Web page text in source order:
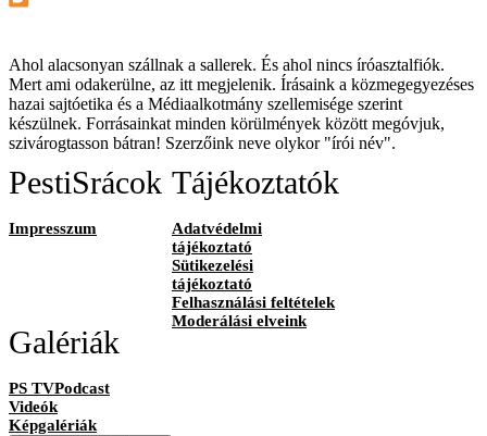
Ahol alacsonyan szállnak a sallerek. És ahol nincs íróasztalfiók.
Mert ami odakerülne, az itt megjelenik. Írásaink a közmegegyezéses
hazai sajtóetika és a Médiaalkotmány szellemisége szerint
készülnek. Forrásainkat minden körülmények között megóvjuk,
szivárogtasson bátran! Szerzőink neve olykor "írói név".
PestiSrácok
Impresszum
Tájékoztatók
Adatvédelmi
tájékoztató
Sütikezelési
tájékoztató
Felhasználási feltételek
Moderálási elveink
Galériák
PS TVPodcast
Videók
Képgalériák